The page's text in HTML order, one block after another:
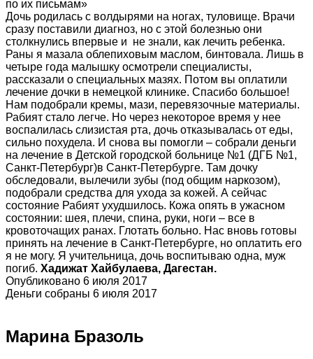
по их письмам»
Дочь родилась с волдырями на ногах, туловище. Врачи
сразу поставили диагноз, но с этой болезнью они
столкнулись впервые и не знали, как лечить ребенка.
Раны я мазала облепиховым маслом, бинтовала. Лишь в
четыре года малышку осмотрели специалисты,
рассказали о специальных мазях. Потом вы оплатили
лечение дочки в немецкой клинике. Спасибо большое!
Нам подобрали кремы, мази, перевязочные материалы.
Рабият стало легче. Но через некоторое время у нее
воспалилась слизистая рта, дочь отказывалась от еды,
сильно похудела. И снова вы помогли – собрали деньги
на лечение в Детской городской больнице №1 (ДГБ №1,
Санкт-Петербург)в Санкт-Петербурге. Там дочку
обследовали, вылечили зубы (под общим наркозом),
подобрали средства для ухода за кожей. А сейчас
состояние Рабият ухудшилось. Кожа опять в ужасном
состоянии: шея, плечи, спина, руки, ноги – все в
кровоточащих ранах. Глотать больно. Нас вновь готовы
принять на лечение в Санкт-Петербурге, но оплатить его
я не могу. Я учительница, дочь воспитываю одна, муж
погиб. Хадижат Хайбулаева, Дагестан.
Опубликовано 6 июля 2017
Деньги собраны 6 июля 2017
Марина Бразоль